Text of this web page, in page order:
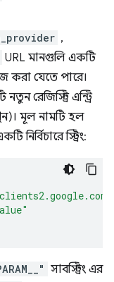
,
URL মানগুলি একটি
করা যেতে পারে।
রেজিস্ট্রি এন্ট্রি
মূল নামটি হল
নির্বিচারে স্ট্রিং:
সাবস্ট্রিং এর